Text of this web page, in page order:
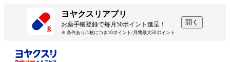
ヨヤクスリアプリ
お薬手帳登録で毎月50ポイント進呈！
※ 条件あり/1枚につき10ポイント/月間最大50ポイント
開く